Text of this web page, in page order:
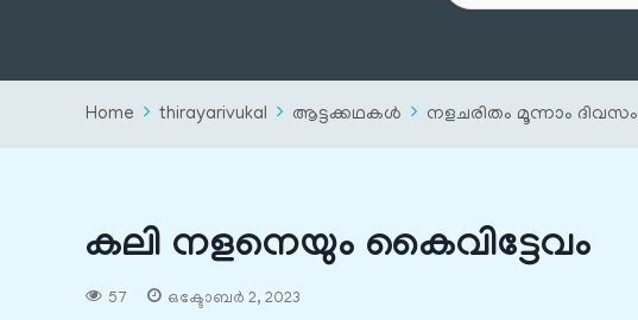
Home thirayarivukal ആട്ടക്കഥകൾ നളചരിതം മൂന്നാം ദിവസം
കലി നളനെയും കൈവിട്ടേവം
57 ഒക്ടോബർ 2, 2023